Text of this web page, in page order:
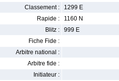
Classement :
1299 E
Rapide :
1160 N
Blitz :
999 E
Fiche Fide :
Arbitre national :
Arbitre fide :
Initiateur :